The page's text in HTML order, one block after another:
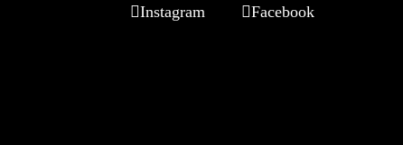
Instagram Facebook